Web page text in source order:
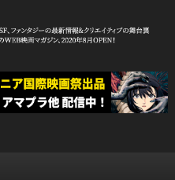
ン「cowai コ
」